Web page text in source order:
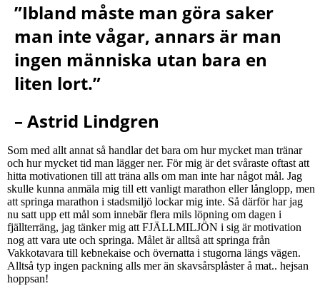
”Ibland måste man göra saker
man inte vågar, annars är man
ingen människa utan bara en
liten lort.”
– Astrid Lindgren
Som med allt annat så handlar det bara om hur mycket man tränar
och hur mycket tid man lägger ner. För mig är det svåraste oftast att
hitta motivationen till att träna alls om man inte har något mål. Jag
skulle kunna anmäla mig till ett vanligt marathon eller långlopp, men
att springa marathon i stadsmiljö lockar mig inte. Så därför har jag
nu satt upp ett mål som innebär flera mils löpning om dagen i
fjällterräng, jag tänker mig att FJÄLLMILJÖN i sig är motivation
nog att vara ute och springa. Målet är alltså att springa från
Vakkotavara till kebnekaise och övernatta i stugorna längs vägen.
Alltså typ ingen packning alls mer än skavsårsplåster å mat.. hejsan
hoppsan!